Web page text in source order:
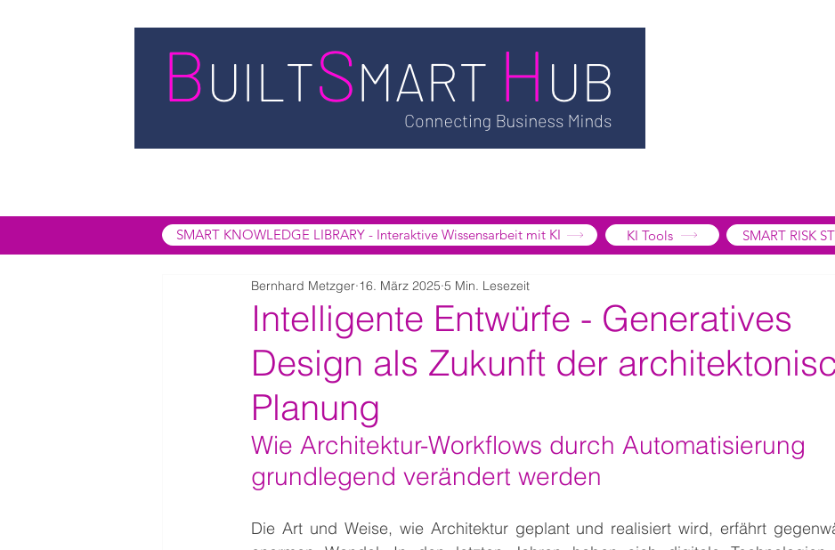
SMART KNOWLEDGE LIBRARY - Interaktive Wissensarbeit mit KI KI Tools SMART RISK
Intelligente Entwürfe - Generatives
Design als Zukunft der
Planung
Bernhard Metzger 16. März 2025 5 Min. Lesezeit
Wie Architektur-Workflows durch Automatisierung
grundlegend verändert werden
Die Art und Weise, wie Architektur geplant und realisiert wird, erfährt